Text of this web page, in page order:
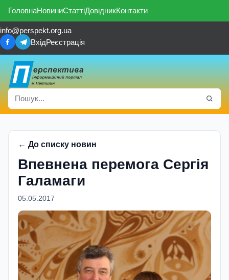
ГоловнаНовиниСтаттіДовідникКонтакти
info@perspekt.org.ua
ВхідРеєстрація
← До списку новин
Впевнена перемога Сергія
Галамаги
05.05.2017